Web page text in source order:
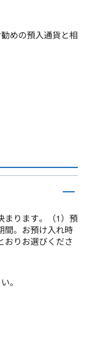
めの預入通貨と相
まります。（1）預
間。お預け入れ時
おりお選びくださ
。